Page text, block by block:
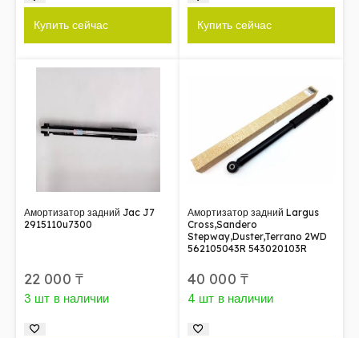
Купить сейчас Купить сейчас
Амортизатор задний Jac J7
2915110u7300
22 000 ₸
3 шт в наличии
Амортизатор задний Largus
Cross,Sandero
Stepway,Duster,Terrano 2WD
562105043R 543020103R
40 000 ₸
4 шт в наличии